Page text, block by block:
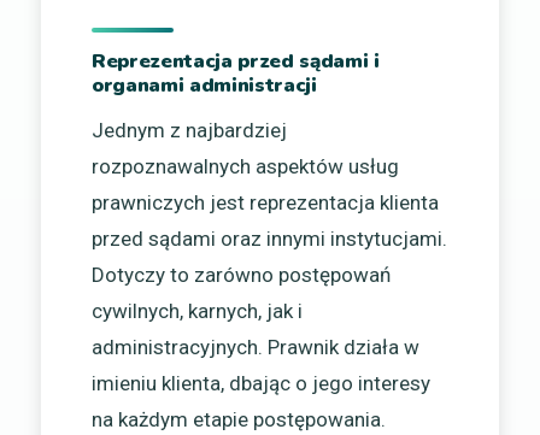
Reprezentacja przed sądami i
organami administracji
Jednym z najbardziej
rozpoznawalnych aspektów usług
prawniczych jest reprezentacja klienta
przed sądami oraz innymi instytucjami.
Dotyczy to zarówno postępowań
cywilnych, karnych, jak i
administracyjnych. Prawnik działa w
imieniu klienta, dbając o jego interesy
na każdym etapie postępowania.